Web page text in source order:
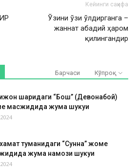
Кейинги саҳифа
Ўзини ўзи ўлдирганга –
жаннат абадий ҳаром
қилингандир
Барчаси Кўпроқ
шаҳридаги “Бош” (Девонабой)
масжидида жума шукуҳи
туманидаги “Сунна” жоме
жума намози шукуҳи